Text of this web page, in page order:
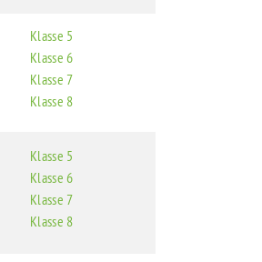
Klasse 5
Klasse 6
Klasse 7
Klasse 8
Klasse 5
Klasse 6
Klasse 7
Klasse 8